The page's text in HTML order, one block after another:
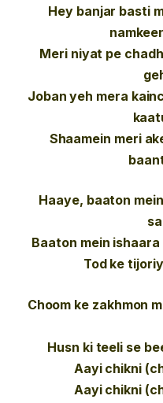
Hey banjar basti
Meri niyat pe
Joban yeh mera
Shaamein meri
Haaye, baaton
Baaton mein
Tod ke
Choom ke zakhmon
Husn ki teeli se
Aayi chikni
Aayi chikni